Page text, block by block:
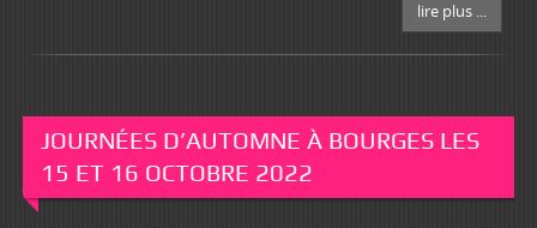
lire plus ...
JOURNÉES D’AUTOMNE À BOURGES LES
15 ET 16 OCTOBRE 2022